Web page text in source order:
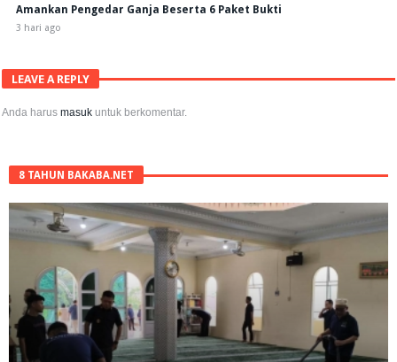
Amankan Pengedar Ganja Beserta 6 Paket Bukti
3 hari ago
LEAVE A REPLY
Anda harusmasuk untuk berkomentar.
8 TAHUN BAKABA.NET